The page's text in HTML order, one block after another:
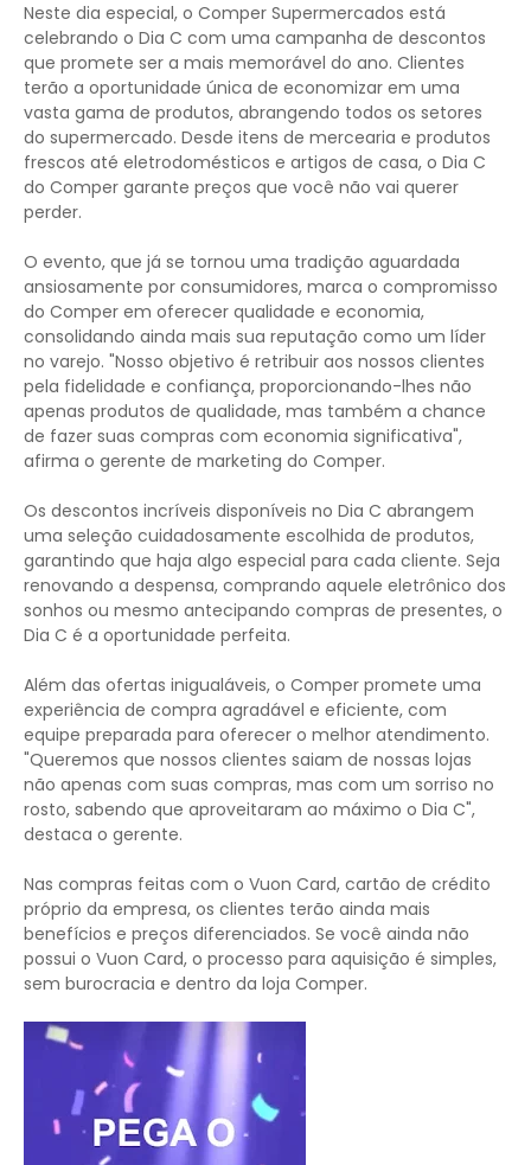
Neste dia especial, o Comper Supermercados está
celebrando o Dia C com uma campanha de descontos
que promete ser a mais memorável do ano. Clientes
terão a oportunidade única de economizar em uma
vasta gama de produtos, abrangendo todos os setores
do supermercado. Desde itens de mercearia e produtos
frescos até eletrodomésticos e artigos de casa, o Dia C
do Comper garante preços que você não vai querer
perder.
O evento, que já se tornou uma tradição aguardada
ansiosamente por consumidores, marca o compromisso
do Comper em oferecer qualidade e economia,
consolidando ainda mais sua reputação como um líder
no varejo. "Nosso objetivo é retribuir aos nossos clientes
pela fidelidade e confiança, proporcionando-lhes não
apenas produtos de qualidade, mas também a chance
de fazer suas compras com economia significativa",
afirma o gerente de marketing do Comper.
Os descontos incríveis disponíveis no Dia C abrangem
uma seleção cuidadosamente escolhida de produtos,
garantindo que haja algo especial para cada cliente. Seja
renovando a despensa, comprando aquele eletrônico dos
sonhos ou mesmo antecipando compras de presentes, o
Dia C é a oportunidade perfeita.
Além das ofertas inigualáveis, o Comper promete uma
experiência de compra agradável e eficiente, com
equipe preparada para oferecer o melhor atendimento.
"Queremos que nossos clientes saiam de nossas lojas
não apenas com suas compras, mas com um sorriso no
rosto, sabendo que aproveitaram ao máximo o Dia C",
destaca o gerente.
Nas compras feitas com o Vuon Card, cartão de crédito
próprio da empresa, os clientes terão ainda mais
benefícios e preços diferenciados. Se você ainda não
possui o Vuon Card, o processo para aquisição é simples,
sem burocracia e dentro da loja Comper.